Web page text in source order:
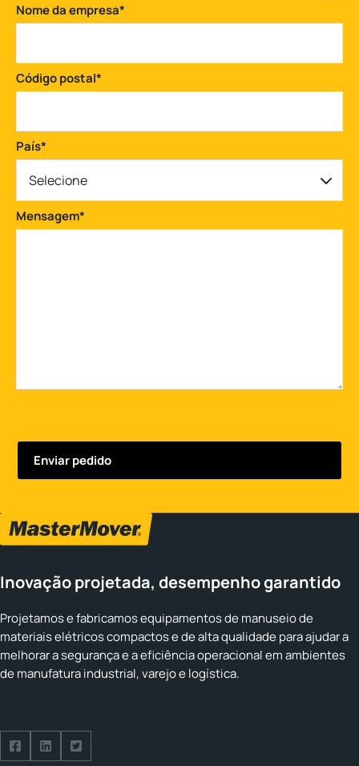
Nome da empresa*
Código postal*
País*
Selecione
Mensagem*
Inovação projetada, desempenho garantido
Projetamos e fabricamos equipamentos de manuseio de
materiais elétricos compactos e de alta qualidade para ajudar a
melhorar a segurança e a eficiência operacional em ambientes
de manufatura industrial, varejo e logística.
Follow us on Facebook
Follow us on Facebook
Follow us on Facebook